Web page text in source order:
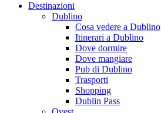
Destinazioni
Dublino
Cosa vedere a Dublino
Itinerari a Dublino
Dove dormire
Dove mangiare
Pub di Dublino
Trasporti
Shopping
Dublin Pass